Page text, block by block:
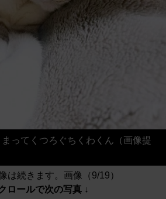
ってくつろぐちくわくん（画像提
は続きます。画像（9/19）
ロールで次の写真 ↓